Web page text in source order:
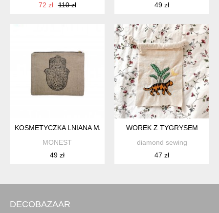
72 zł
110 zł
49 zł
KOSMETYCZKA LNIANA MAŁA WZÓR HAMSA
MONEST
49 zł
WOREK Z TYGRYSEM
diamond sewing
47 zł
DECOBAZAAR